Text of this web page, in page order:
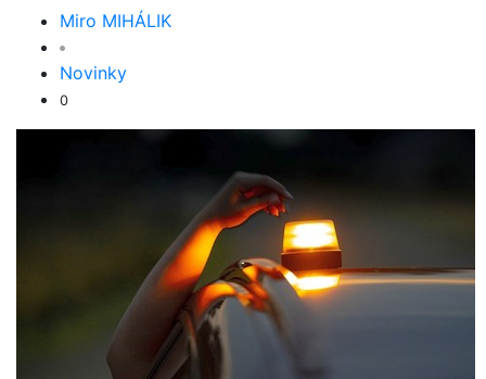
Miro MIHÁLIK
Novinky
0